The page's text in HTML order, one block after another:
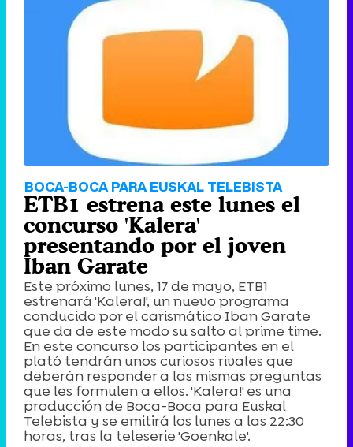
BOCA-BOCA PARA EUSKAL TELEBISTA
ETB1 estrena este lunes el
concurso 'Kalera'
presentando por el joven
Iban Garate
Este próximo lunes, 17 de mayo, ETB1
estrenará 'Kalera!', un nuevo programa
conducido por el carismático Iban Garate
que da de este modo su salto al prime time.
En este concurso los participantes en el
plató tendrán unos curiosos rivales que
deberán responder a las mismas preguntas
que les formulen a ellos. 'Kalera!' es una
producción de Boca-Boca para Euskal
Telebista y se emitirá los lunes a las 22:30
horas, tras la teleserie 'Goenkale'.